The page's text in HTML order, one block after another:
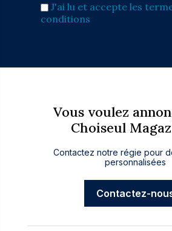
J'ai lu et accepte les
conditions
Vous voulez
Choiseul
Contactez notre régie pour
personnalisées
Contactez-